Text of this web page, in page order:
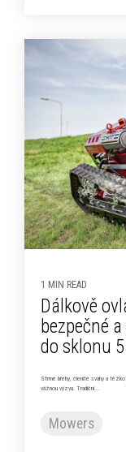
1 MIN READ
Dálkově
bezpečné
do sklonu
Strmé břehy, členité svahy a těžko
vážnou výzvu. Tradiční...
Mowers